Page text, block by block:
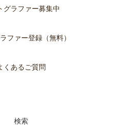
グラファー募集中
ファー登録（無料）
くあるご質問
検索